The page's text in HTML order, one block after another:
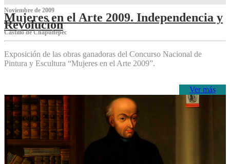
Noviembre de 2009
Mujeres en el Arte 2009. Independencia y
Revolución
Castillo de Chapultepec
Exposición de las obras ganadoras del Concurso Nacional de
Pintura y Escultura “Mujeres en el Arte 2009”.
Ver más